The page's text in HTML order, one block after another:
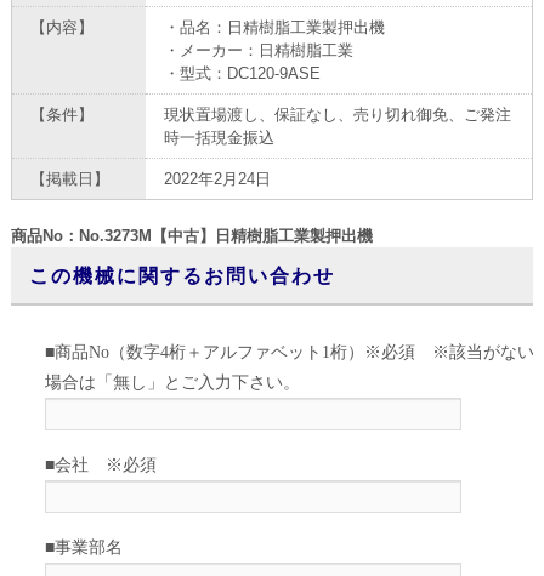
【内容】
・品名：日精樹脂工業製押出機
・メーカー：日精樹脂工業
・型式：DC120-9ASE
【条件】
現状置場渡し、保証なし、売り切れ御免、ご発注
時一括現金振込
【掲載日】 2022年2月24日
商品No：No.3273M【中古】日精樹脂工業製押出機
この機械に関するお問い合わせ